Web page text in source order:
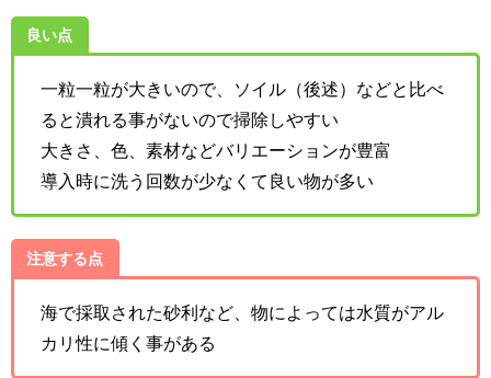
良い点
一粒一粒が大きいので、ソイル（後述）などと比べ
ると潰れる事がないので掃除しやすい
大きさ、色、素材などバリエーションが豊富
導入時に洗う回数が少なくて良い物が多い
注意する点
海で採取された砂利など、物によっては水質がアル
カリ性に傾く事がある